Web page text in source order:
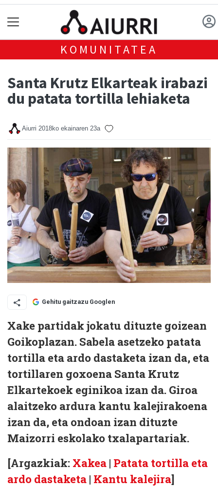
KOMUNITATEA
Santa Krutz Elkarteak irabazi
du patata tortilla lehiaketa
Aiurri 2018ko ekainaren 23a
Gehitu gaitzazu Googlen
Xake partidak jokatu dituzte goizean
Goikoplazan. Sabela asetzeko patata
tortilla eta ardo dastaketa izan da, eta
tortillaren goxoena Santa Krutz
Elkartekoek eginikoa izan da. Giroa
alaitzeko ardura kantu kalejirakoena
izan da, eta ondoan izan dituzte
Maizorri eskolako txalapartariak.
[Argazkiak: Xakea | Patata tortilla eta
ardo dastaketa | Kantu kalejira]